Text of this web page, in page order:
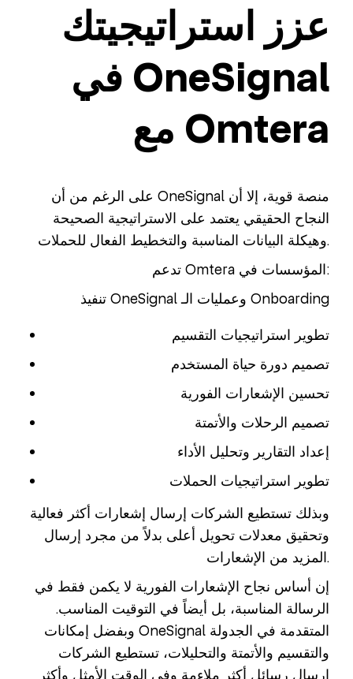
عزز استراتيجيتك
في OneSignal
مع Omtera
على الرغم من أن OneSignal منصة قوية، إلا أن
النجاح الحقيقي يعتمد على الاستراتيجية الصحيحة
وهيكلة البيانات المناسبة والتخطيط الفعال للحملات.
تدعم Omtera المؤسسات في:
تنفيذ OneSignal وعمليات الـ Onboarding
تطوير استراتيجيات التقسيم
تصميم دورة حياة المستخدم
تحسين الإشعارات الفورية
تصميم الرحلات والأتمتة
إعداد التقارير وتحليل الأداء
تطوير استراتيجيات الحملات
وبذلك تستطيع الشركات إرسال إشعارات أكثر فعالية
وتحقيق معدلات تحويل أعلى بدلاً من مجرد إرسال
المزيد من الإشعارات.
إن أساس نجاح الإشعارات الفورية لا يكمن فقط في
الرسالة المناسبة، بل أيضاً في التوقيت المناسب.
وبفضل إمكانات OneSignal المتقدمة في الجدولة
والتقسيم والأتمتة والتحليلات، تستطيع الشركات
إرسال رسائل أكثر ملاءمة وفي الوقت الأمثل وأكثر